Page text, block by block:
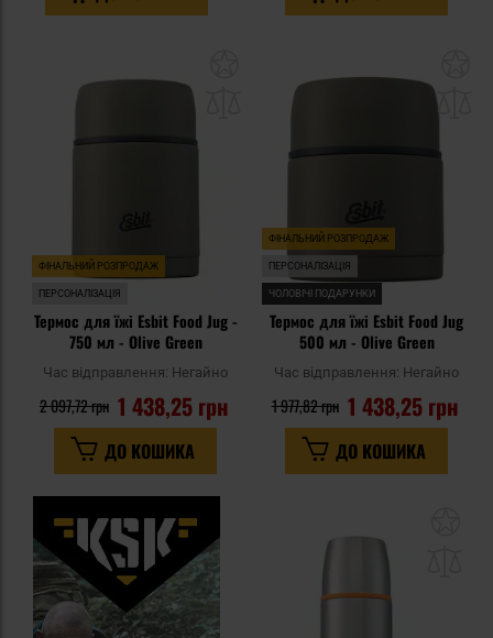
списку
ФІНАЛЬНИЙ РОЗПРОДАЖ
ПЕРСОНАЛІЗАЦІЯ
Термос для їжі Esbit Food Jug -
750 мл - Olive Green
Час відправлення: Негайно
1 438,25 грн
2 097,72 грн
ДО КОШИКА
ФІНАЛЬНИЙ РОЗПРОДАЖ
ПЕРСОНАЛІЗАЦІЯ
ЧОЛОВІЧІ ПОДАРУНКИ
Термос для їжі Esbit Food Jug
500 мл - Olive Green
Час відправлення: Негайно
1 438,25 грн
1 977,82 грн
ДО КОШИКА